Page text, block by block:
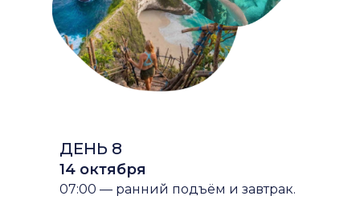
ДЕНЬ 8
14 октября
07:00 — ранний подъём и завтрак.